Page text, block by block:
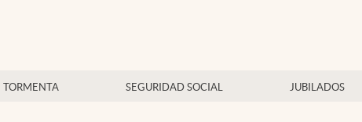
TORMENTA SEGURIDAD SOCIAL JUBILADOS
Economía y finanzas